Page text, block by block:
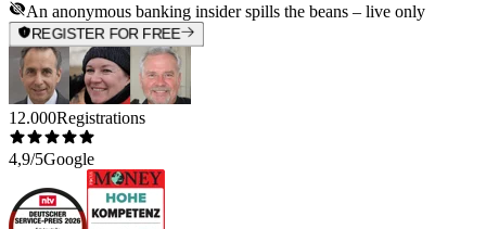
An anonymous banking insider spills the beans – live only
REGISTER FOR FREE
12.000Registrations
4,9/5Google